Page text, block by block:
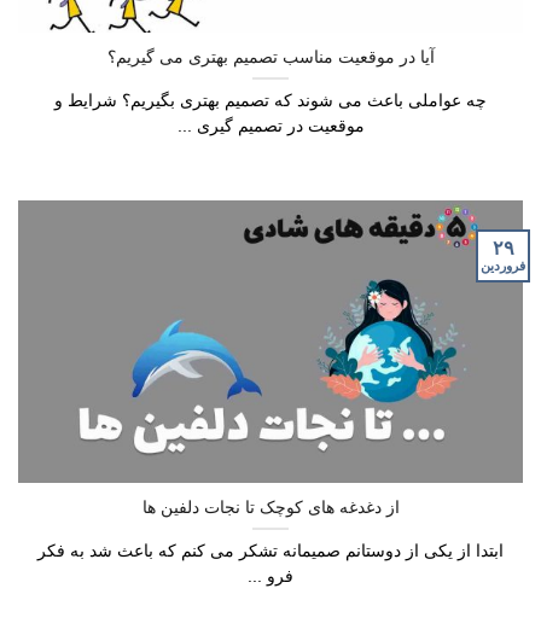
آیا در موقعیت مناسب تصمیم بهتری می گیریم؟
چه عواملی باعث می شوند که تصمیم بهتری بگیریم؟ شرایط و
موقعیت در تصمیم گیری ...
از دغدغه های کوچک تا نجات دلفین ها
ابتدا از یکی از دوستانم صمیمانه تشکر می کنم که باعث شد به فکر
فرو ...
۲۹
فروردین